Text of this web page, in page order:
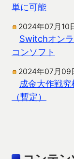
単に可能
2024年07月10
Switchオン
コンソフト
2024年07月09
成金大作戦
（暫定）